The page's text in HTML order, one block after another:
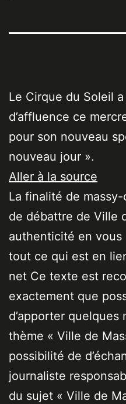
Le Cirque du Soleil
d’affluence ce
pour son nouveau
nouveau jour ».
Aller à la source
La finalité de
de débattre de Ville
authenticité en
tout ce qui est en
net Ce texte est
exactement que
d’apporter
thème « Ville de
possibilité de
journaliste
du sujet « Ville de